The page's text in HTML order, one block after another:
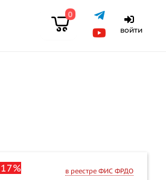
0
войти
в реестре ФИС ФРДО